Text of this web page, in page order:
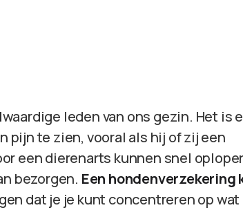
leden van ons gezin. Het is
pijn te zien, vooral als hij of zij een
een dierenarts kunnen snel
bezorgen. Een hondenverzekering
dat je je kunt concentreren op wat